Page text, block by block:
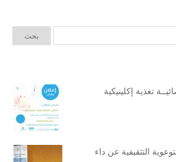
تغذية إكلينيكية
التثقيفية عن داء